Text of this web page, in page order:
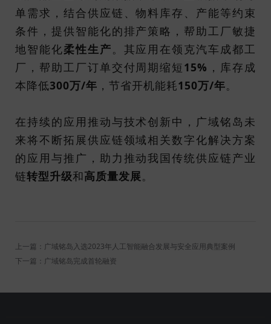
单需求，结合供应链、物料库存、产能等约束
条件，提供智能化的排产策略，帮助工厂敏捷
地智能化柔性生产。其应用在领克汽车成都工
厂，帮助工厂订单交付周期缩短 15% ，库存成
本降低300万/年 ，节省开机能耗150万/年。
在持续的应用推动与技术创新中，广域铭岛未
来将不断拓展供应链领域相关数字化解决方案
的应用与推广，助力推动我国传统供应链产业
链转型升级和高质量发展。
上一篇：广域铭岛入选2023年人工智能融合发展与安全应用典型案例
下一篇：广域铭岛完成首轮融资